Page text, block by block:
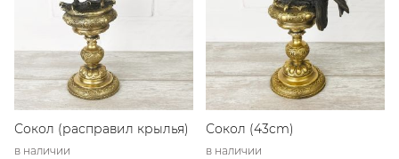
Сокол (расправил крылья)
в наличии
Сокол (43cm)
в наличии